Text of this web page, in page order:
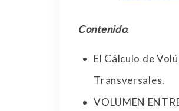
Contenido:
El Cálculo de
Transversales.
VOLUMEN